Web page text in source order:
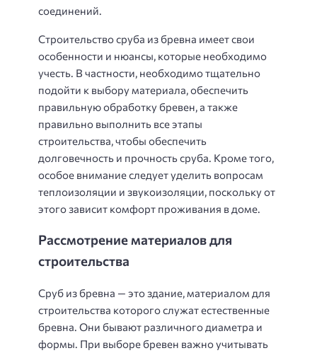
соединений.
Строительство сруба из бревна имеет свои
особенности и нюансы, которые необходимо
учесть. В частности, необходимо тщательно
подойти к выбору материала, обеспечить
правильную обработку бревен, а также
правильно выполнить все этапы
строительства, чтобы обеспечить
долговечность и прочность сруба. Кроме того,
особое внимание следует уделить вопросам
теплоизоляции и звукоизоляции, поскольку от
этого зависит комфорт проживания в доме.
Рассмотрение материалов для
строительства
Сруб из бревна — это здание, материалом для
строительства которого служат естественные
бревна. Они бывают различного диаметра и
формы. При выборе бревен важно учитывать